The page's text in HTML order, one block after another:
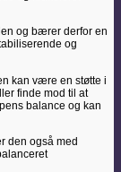
og bærer derfor en
og
kan være en støtte i
finde mod til at
balance og kan
den også med